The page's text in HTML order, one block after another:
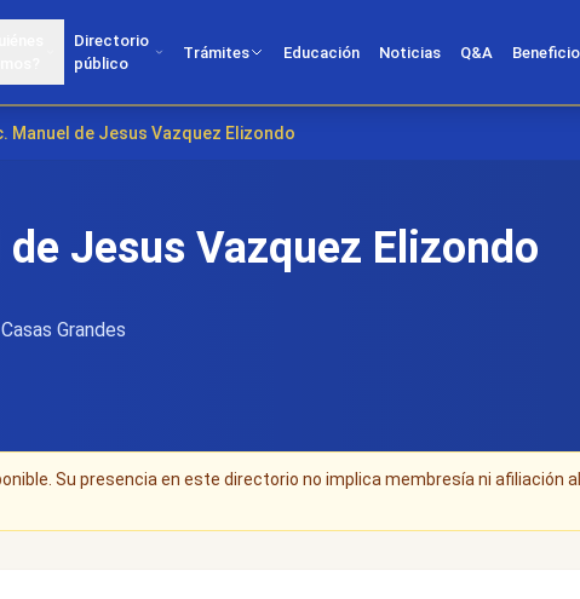
Directorio
público
Trámites Educación Noticias Q&A
Manuel de Jesus Vazquez Elizondo
Jesus Vazquez Elizondo
Grandes
Su presencia en este directorio no implica membresía ni afiliación